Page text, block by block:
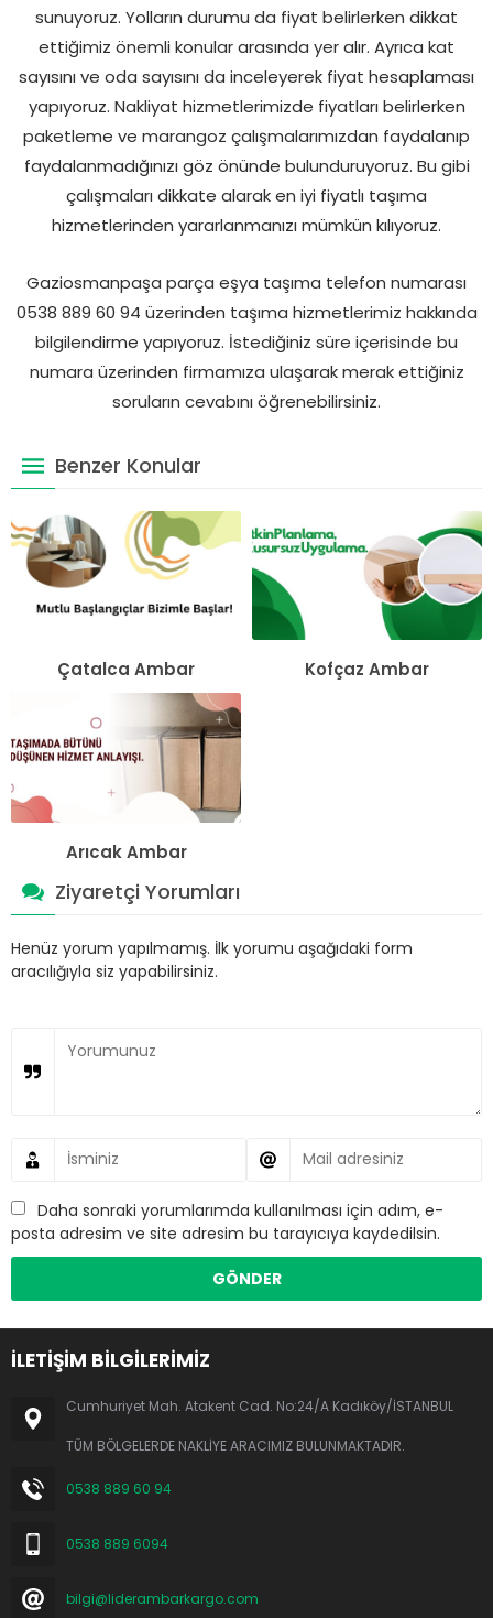
sunuyoruz. Yolların durumu da fiyat belirlerken dikkat
ettiğimiz önemli konular arasında yer alır. Ayrıca kat
sayısını ve oda sayısını da inceleyerek fiyat hesaplaması
yapıyoruz. Nakliyat hizmetlerimizde fiyatları belirlerken
paketleme ve marangoz çalışmalarımızdan faydalanıp
faydalanmadığınızı göz önünde bulunduruyoruz. Bu gibi
çalışmaları dikkate alarak en iyi fiyatlı taşıma
hizmetlerinden yararlanmanızı mümkün kılıyoruz.
Gaziosmanpaşa parça eşya taşıma telefon numarası
0538 889 60 94 üzerinden taşıma hizmetlerimiz hakkında
bilgilendirme yapıyoruz. İstediğiniz süre içerisinde bu
numara üzerinden firmamıza ulaşarak merak ettiğiniz
soruların cevabını öğrenebilirsiniz.
Benzer Konular
Çatalca Ambar Kofçaz Ambar
Arıcak Ambar
Ziyaretçi Yorumları
Henüz yorum yapılmamış. İlk yorumu aşağıdaki form
aracılığıyla siz yapabilirsiniz.
Daha sonraki yorumlarımda kullanılması için adım, e-
posta adresim ve site adresim bu tarayıcıya kaydedilsin.
İLETİŞİM BİLGİLERİMİZ
Cumhuriyet Mah. Atakent Cad. No:24/A Kadıköy/İSTANBUL
TÜM BÖLGELERDE NAKLİYE ARACIMIZ BULUNMAKTADIR.
0538 889 60 94
0538 889 6094
bilgi@liderambarkargo.com